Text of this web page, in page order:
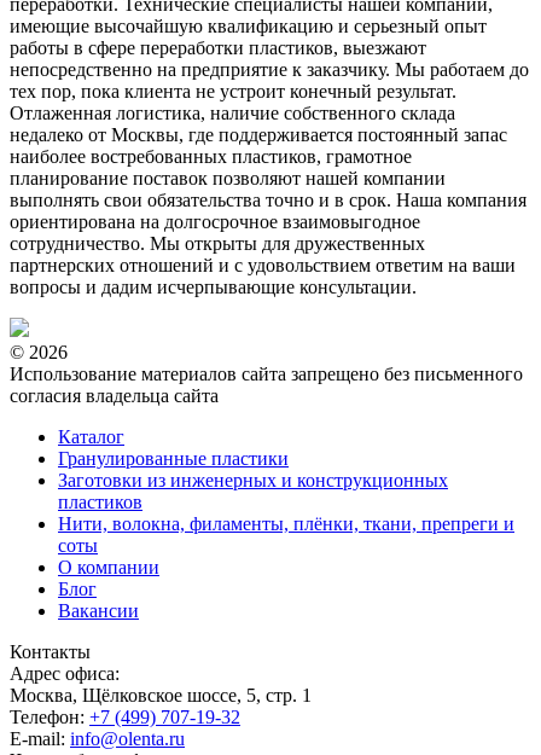
имеющие высочайшую квалификацию и серьезный опыт
работы в сфере переработки пластиков, выезжают
непосредственно на предприятие к заказчику. Мы работаем до
тех пор, пока клиента не устроит конечный результат.
Отлаженная логистика, наличие собственного склада
недалеко от Москвы, где поддерживается постоянный запас
наиболее востребованных пластиков, грамотное
планирование поставок позволяют нашей компании
выполнять свои обязательства точно и в срок. Наша компания
ориентирована на долгосрочное взаимовыгодное
сотрудничество. Мы открыты для дружественных
партнерских отношений и с удовольствием ответим на ваши
вопросы и дадим исчерпывающие консультации.
© 2026
Использование материалов сайта запрещено без письменного
согласия владельца сайта
Каталог
Гранулированные пластики
Заготовки из инженерных и конструкционных
пластиков
Нити, волокна, филаменты, плёнки, ткани, препреги и
соты
О компании
Блог
Вакансии
Контакты
Адрес офиса:
Москва, Щёлковское шоссе, 5, стр. 1
Телефон: +7 (499) 707-19-32
E-mail: info@olenta.ru